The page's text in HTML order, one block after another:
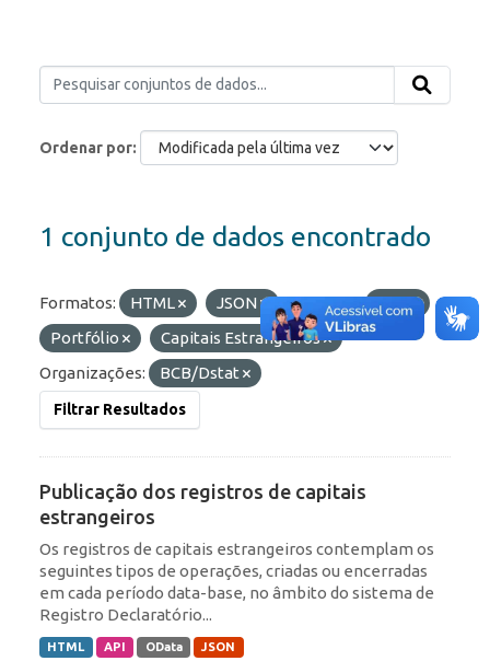
Ordenar por
1 conjunto de dados encontrado
Formatos: HTML JSON Etiquetas:
ROF
Portfólio
Capitais Estrangeiros
Organizações:
BCB/Dstat
Filtrar Resultados
Publicação dos registros de capitais
estrangeiros
Os registros de capitais estrangeiros contemplam os
seguintes tipos de operações, criadas ou encerradas
em cada período data-base, no âmbito do sistema de
Registro Declaratório...
HTML API OData JSON